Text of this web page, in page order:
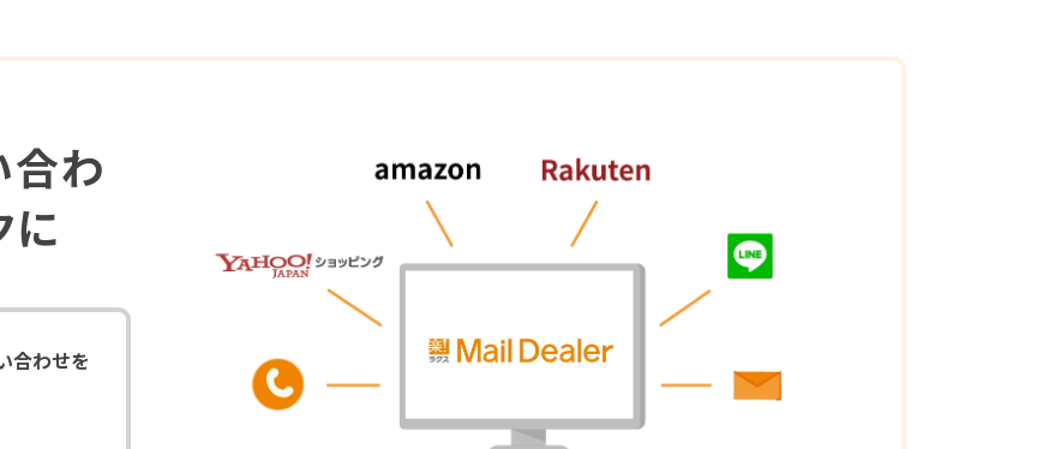
合わ
に
合わせを